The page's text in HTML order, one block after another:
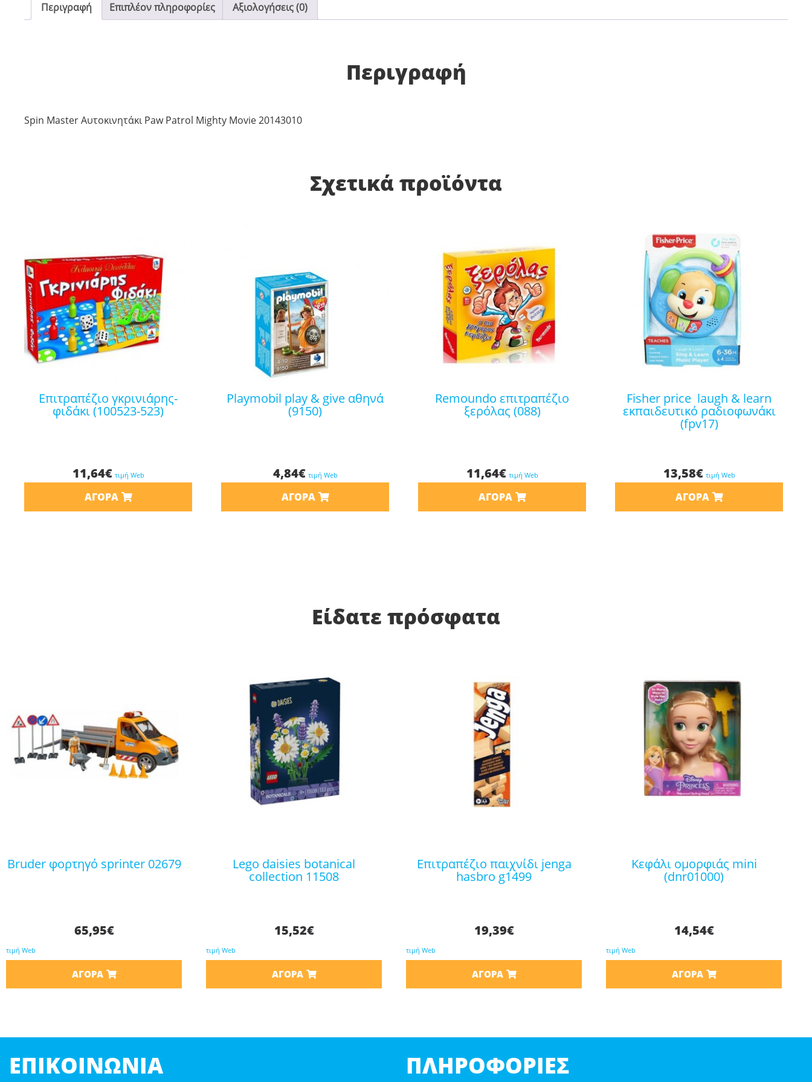
Περιγραφή Επιπλέον πληροφορίες Αξιολογήσεις (0)
Περιγραφή
Spin Master Αυτοκινητάκι Paw Patrol Mighty Movie 20143010
Σχετικά προϊόντα
επιτραπέζιο γκρινιάρης-
φιδάκι (100523-523)
11,64€ τιμή Web
ΑΓΟΡΆ
playmobil play & give αθηνά
(9150)
4,84€ τιμή Web
ΑΓΟΡΆ
remoundo επιτραπέζιο
ξερόλας (088)
11,64€ τιμή Web
ΑΓΟΡΆ
fisher price laugh & learn
εκπαιδευτικό ραδιοφωνάκι
(fpv17)
13,58€ τιμή Web
ΑΓΟΡΆ
Είδατε πρόσφατα
bruder φορτηγό sprinter 02679
65,95€
τιμή Web
ΑΓΟΡΆ
lego daisies botanical
collection 11508
15,52€
τιμή Web
ΑΓΟΡΆ
επιτραπέζιο παιχνίδι jenga
hasbro g1499
19,39€
τιμή Web
ΑΓΟΡΆ
κεφάλι ομορφιάς mini
(dnr01000)
14,54€
τιμή Web
ΑΓΟΡΆ
ΕΠΙΚΟΙΝΩΝΊΑ ΠΛΗΡΟΦΟΡΊΕΣ